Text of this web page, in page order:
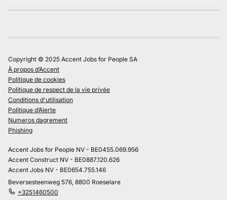
Copyright © 2025 Accent Jobs for People SA
À propos d’Accent
Politique de cookies
Politique de respect de la vie privée
Conditions d'utilisation
Politique d’Alerte
Numeros dagrement
Phishing
Accent Jobs for People NV - BE0455.069.956
Accent Construct NV - BE0887.120.626
Accent Jobs NV - BE0654.755.146
Beversesteenweg 576, 8800 Roeselare
+3251460500